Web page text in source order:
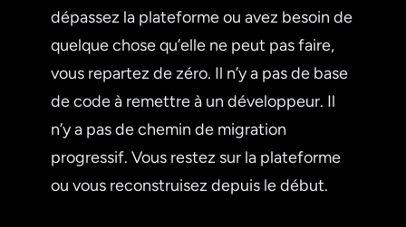
dépassez la plateforme ou avez besoin de
quelque chose qu’elle ne peut pas faire,
vous repartez de zéro. Il n’y a pas de base
de code à remettre à un développeur. Il
n’y a pas de chemin de migration
progressif. Vous restez sur la plateforme
ou vous reconstruisez depuis le début.